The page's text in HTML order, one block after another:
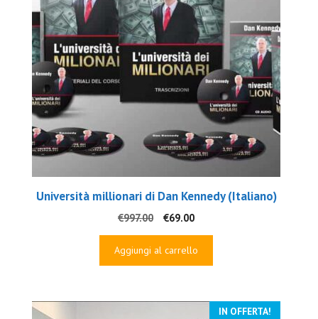
Università millionari di Dan Kennedy (Italiano)
€997.00
Il
prezzo
originale
€69.00Il
prezzo
attuale
Aggiungi al carrello
IN OFFERTA!